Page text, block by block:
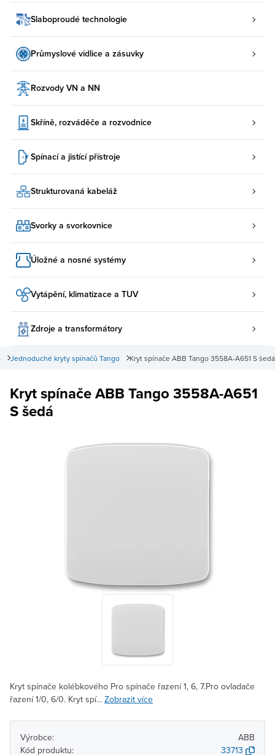
Slaboproudé technologie
Průmyslové vidlice a zásuvky
Rozvody VN a NN
Skříně, rozváděče a rozvodnice
Spínací a jistící přístroje
Strukturovaná kabeláž
Svorky a svorkovnice
Úložné a nosné systémy
Vytápění, klimatizace a TUV
Zdroje a transformátory
Kryt spínače ABB Tango 3558A-A651 S šedá
Jednoduché kryty spínačů Tango
Kryt spínače ABB Tango 3558A-A651
S šedá
Kryt spínače kolébkového Pro spínače řazení 1, 6, 7.Pro ovladače
řazení 1/0, 6/0. Kryt spí... Zobrazit více
Výrobce:
ABB
Kód produktu:
33713